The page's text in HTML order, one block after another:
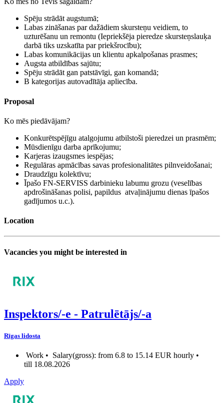
Spēju strādāt augstumā;
Labas zināšanas par dažādiem skursteņu veidiem, to
uzturēšanu un remontu (Iepriekšēja pieredze skursteņslauķa
darbā tiks uzskatīta par priekšrocību);
Labas komunikācijas un klientu apkalpošanas prasmes;
Augsta atbildības sajūtu;
Spēju strādāt gan patstāvīgi, gan komandā;
B kategorijas autovadītāja apliecība.
Proposal
Ko mēs piedāvājam?
Konkurētspējīgu atalgojumu atbilstoši pieredzei un prasmēm;
Mūsdienīgu darba aprīkojumu;
Karjeras izaugsmes iespējas;
Regulāras apmācības savas profesionalitātes pilnveidošanai;
Draudzīgu kolektīvu;
Īpašo FN-SERVISS darbinieku labumu grozu (veselības
apdrošināšanas polisi, papildus atvaļinājumu dienas īpašos
gadījumos u.c.).
Location
Vacancies you might be interested in
Inspektors/-e - Patrulētājs/-a
Rīgas lidosta
Work • Salary(gross): from 6.8 to 15.14 EUR hourly •
till 18.08.2026
Apply